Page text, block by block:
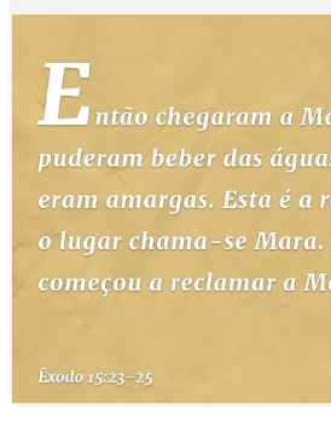
QUEM SOMOS
LOJA BÍBLIAON